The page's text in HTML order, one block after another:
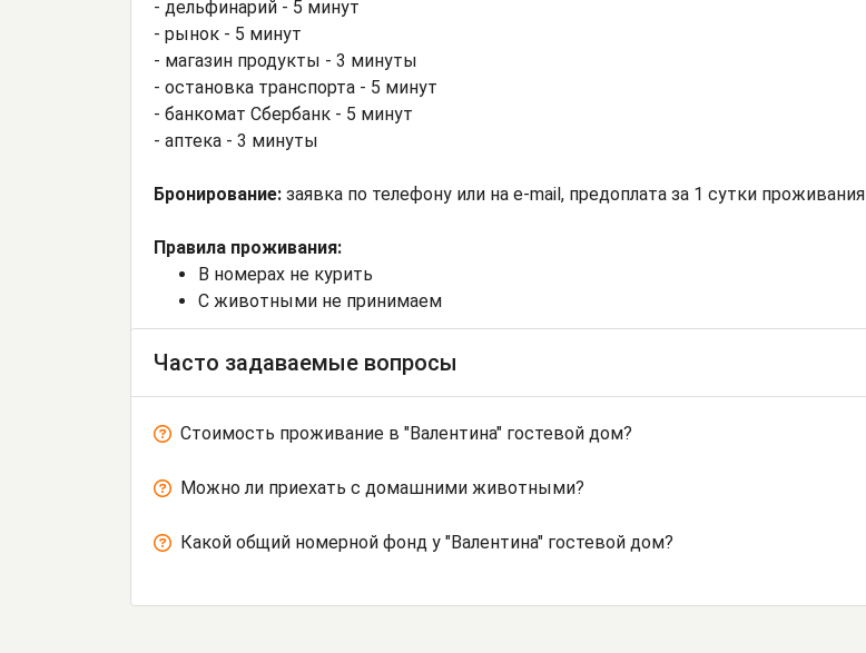
- дельфинарий - 5 минут
- рынок - 5 минут
- магазин продукты - 3 минуты
- остановка транспорта - 5 минут
- банкомат Сбербанк - 5 минут
- аптека - 3 минуты
Бронирование: заявка по телефону или на e-mail, предоплата за 1 сутки проживания
Правила проживания:
В номерах не курить
С животными не принимаем
Часто задаваемые вопросы
Стоимость проживание в "Валентина" гостевой дом?
Можно ли приехать с домашними животными?
Какой общий номерной фонд у "Валентина" гостевой дом?